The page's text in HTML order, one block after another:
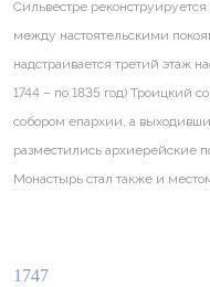
Сильвестре
между настоятельскими
надстраивается третий этаж
1744 – по 1835 год) Троицкий
собором епархии, а
разместились архиерейские
Монастырь стал также и
1747